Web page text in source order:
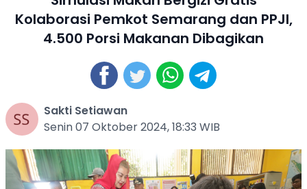
Kolaborasi Pemkot Semarang dan PPJI,
4.500 Porsi Makanan Dibagikan
Sakti Setiawan
Senin 07 Oktober 2024, 18:33 WIB